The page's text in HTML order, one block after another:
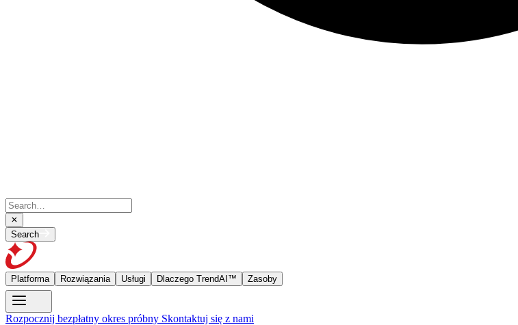
Search
Platforma Rozwiązania Usługi Dlaczego TrendAI™ Zasoby
Rozpocznij bezpłatny okres próbny Skontaktuj się z nami